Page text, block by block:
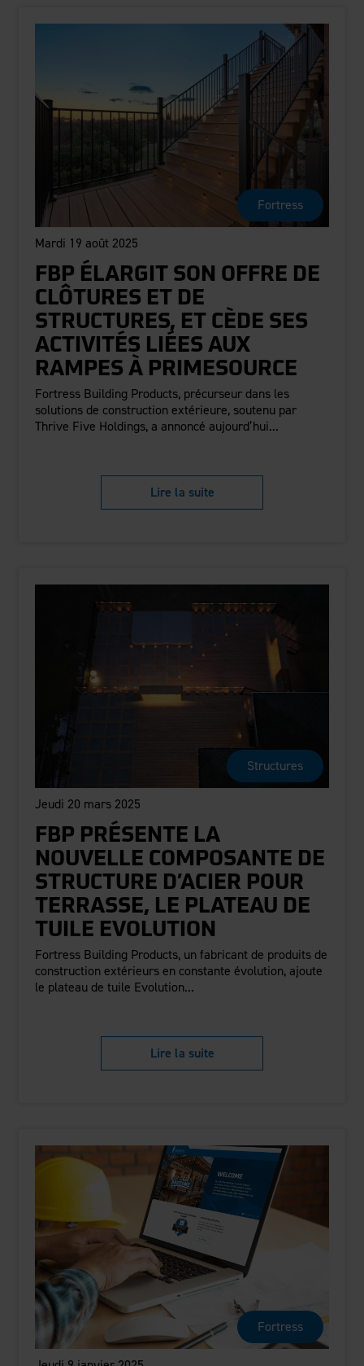
Fortress
Mardi 19 août 2025
FBP ÉLARGIT SON OFFRE DE
CLÔTURES ET DE
STRUCTURES, ET CÈDE SES
ACTIVITÉS LIÉES AUX
RAMPES À PRIMESOURCE
Fortress Building Products, précurseur dans les
solutions de construction extérieure, soutenu par
Thrive Five Holdings, a annoncé aujourd’hui...
Lire la suite
Structures
Jeudi 20 mars 2025
FBP PRÉSENTE LA
NOUVELLE COMPOSANTE DE
STRUCTURE D’ACIER POUR
TERRASSE, LE PLATEAU DE
TUILE EVOLUTION
Fortress Building Products, un fabricant de produits de
construction extérieurs en constante évolution, ajoute
le plateau de tuile Evolution...
Lire la suite
Fortress